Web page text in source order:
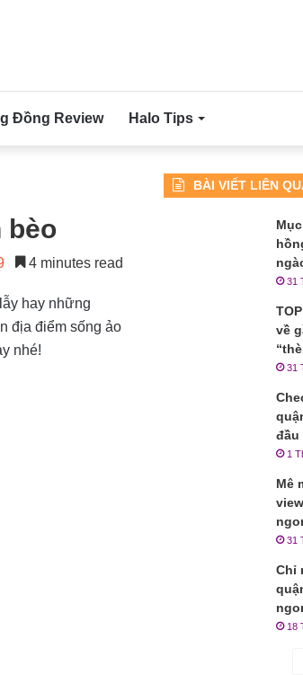
Đồng Review Halo Tips
bèo
4 minutes read
hay những
địa điểm sống ảo
nhé!
BÀI VIẾT LIÊN
31
về
31
đầu
1
Mê
31
Chỉ
18